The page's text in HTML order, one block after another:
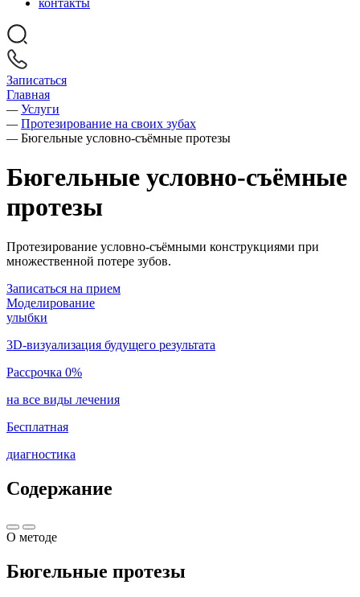
контакты
Записаться
Главная
— Услуги
— Протезирование на своих зубах
— Бюгельные условно-съёмные протезы
Бюгельные условно-съёмные
протезы
Протезирование условно-съёмными конструкциями при
множественной потере зубов.
Записаться на прием
Моделирование
улыбки
3D-визуализация будущего результата
Рассрочка 0%
на все виды лечения
Бесплатная
диагностика
Содержание
О методе
Бюгельные протезы